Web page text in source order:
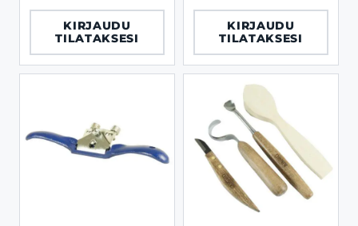
KIRJAUDU
TILATAKSESI
KIRJAUDU
TILATAKSESI